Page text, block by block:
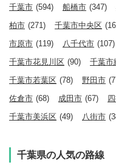
千葉市 (594) 船橋市 (347)
柏市 (271) 千葉市中央区
市原市 (119) 八千代市 (107)
千葉市花見川区 (90) 千葉市
千葉市若葉区 (78) 野田市
佐倉市 (68) 成田市 (67)
千葉市美浜区 (49) 八街市
千葉県の人気の路線